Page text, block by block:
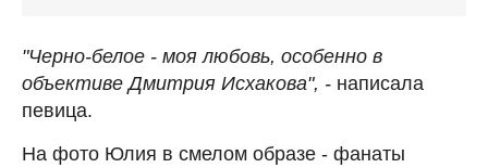
"Черно-белое - моя любовь, особенно в
объективе Дмитрия Исхакова", - написала
певица.
На фото Юлия в смелом образе - фанаты